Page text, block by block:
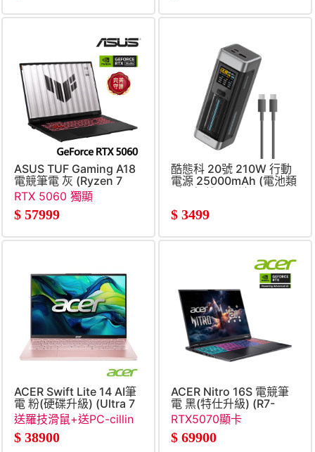
ASUS TUF Gaming A18
電競筆電 灰 (Ryzen 7
260&#47;16G&#47;1TB
SSD&#47;GeForce
RTX5060&#47;W11)
RTX 5060 獨顯
$ 57999
酷態科 20號 210W 行動
電源 25000mAh (電池類
型：鋰離子電池)
$ 3499
ACER Swift Lite 14 AI筆
電 粉(硬碟升級) (Ultra 7
155U&#47;32GB&#47;512G+1TS
SSD&#47;W11&#47;WUXGA)
送羅技滑鼠+送PC-cillin
三年一機+送優思17吋電
$ 38900
ACER Nitro 16S 電競筆
電 黑(特仕升級) (R7-
SSD&#47;RTX5070)
RTX5070顯卡
$ 69900